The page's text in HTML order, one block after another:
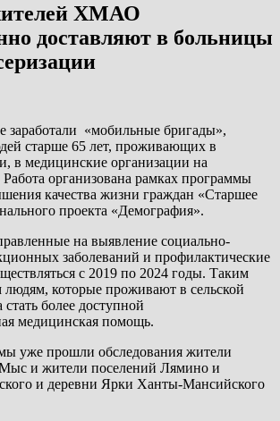
ХМАО
доставляют в больницы
заработали «мобильные бригады»,
старше 65 лет, проживающих в
в медицинские организации на
организована рамках программы
качества жизни граждан «Старшее
проекта «Демография».
на выявление социально-
заболеваний и профилактические
с 2019 по 2024 годы. Таким
которые проживают в сельской
более доступной
медицинская помощь.
уже прошли обследования жители
и жители поселений Лямино и
и деревни Ярки Ханты-Мансийского